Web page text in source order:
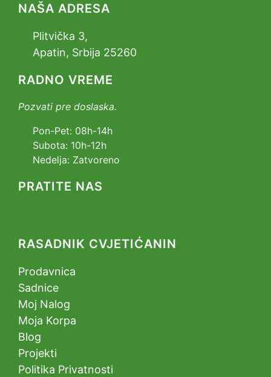
NAŠA ADRESA
Plitvička 3,
Apatin, Srbija 25260
RADNO VREME
Pozvati pre doslaska.
Pon-Pet: 08h-14h
Subota: 10h-12h
Nedelja: Zatvoreno
PRATITE NAS
RASADNIK CVJETIĆANIN
Prodavnica
Sadnice
Moj Nalog
Moja Korpa
Blog
Projekti
Politika Privatnosti